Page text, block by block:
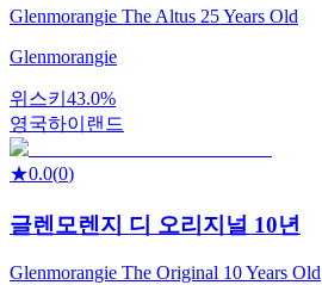
Glenmorangie The Altus 25 Years Old
Glenmorangie
위스키 43.0%
영국하이랜드
★0.0(0)
글렌모렌지 디 오리지널 10년
Glenmorangie The Original 10 Years Old